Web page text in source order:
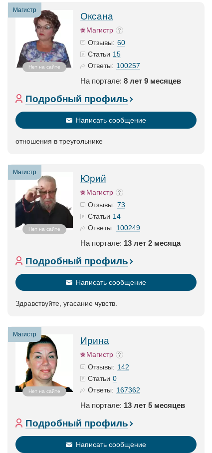
Магистр
Нет на сайте
Оксана
Магистр
Отзывы: 60
Статьи 15
Ответы: 100257
На портале: 8 лет 9 месяцев
Подробный профиль
Написать сообщение
отношения в треугольнике
Магистр
Нет на сайте
Юрий
Магистр
Отзывы: 73
Статьи 14
Ответы: 100249
На портале: 13 лет 2 месяца
Подробный профиль
Написать сообщение
Здравствуйте, угасание чувств.
Магистр
Нет на сайте
Ирина
Магистр
Отзывы: 142
Статьи 0
Ответы: 167362
На портале: 13 лет 5 месяцев
Подробный профиль
Написать сообщение